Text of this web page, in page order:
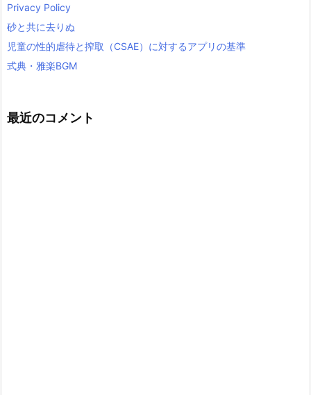
Privacy Policy
砂と共に去りぬ
児童の性的虐待と搾取（CSAE）に対するアプリの基準
式典・雅楽BGM
最近のコメント